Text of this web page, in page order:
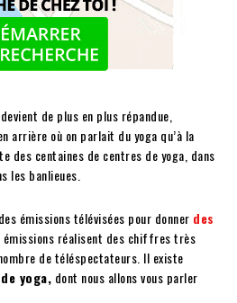
de plus en plus répandue,
arrière où on parlait du yoga qu’à la
des centaines de centres de yoga, dans
les banlieues.
émissions télévisées pour donner des
émissions réalisent des chiffres très
de téléspectateurs. Il existe
yoga, dont nous allons vous parler